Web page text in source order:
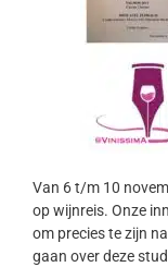
Van 6 t/m 10
op wijnreis. Onze
om precies te zijn
gaan over deze